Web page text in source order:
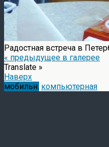
Радостная встреча в
« предыдущее в галерее
Translate »
Наверх
мобильн. компьютерная